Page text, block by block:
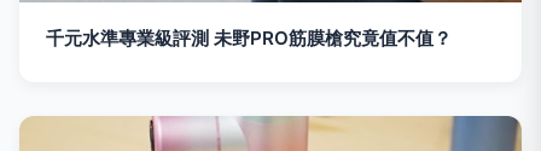
千元水準專業級評測 未野PRO筋膜槍究竟值不值？